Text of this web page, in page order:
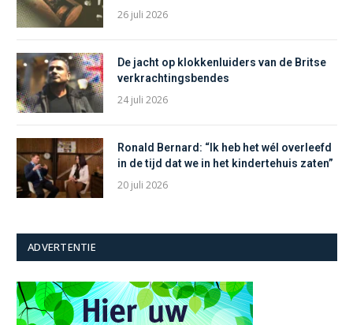
26 juli 2026
De jacht op klokkenluiders van de Britse
verkrachtingsbendes
24 juli 2026
Ronald Bernard: “Ik heb het wél overleefd
in de tijd dat we in het kindertehuis zaten”
20 juli 2026
ADVERTENTIE